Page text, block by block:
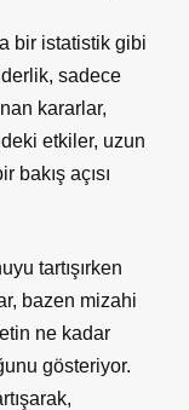
bir istatistik gibi
sadece
kararlar,
etkiler, uzun
bakış açısı
tartışırken
bazen mizahi
ne kadar
gösteriyor.